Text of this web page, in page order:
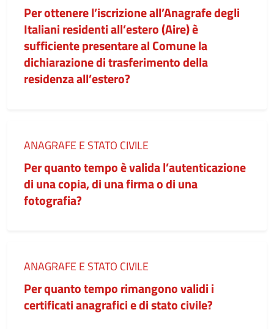
Per ottenere l’iscrizione all’Anagrafe degli
Italiani residenti all’estero (Aire) è
sufficiente presentare al Comune la
dichiarazione di trasferimento della
residenza all’estero?
Categoria:
ANAGRAFE E STATO CIVILE
Per quanto tempo è valida l’autenticazione
di una copia, di una firma o di una
fotografia?
Categoria:
ANAGRAFE E STATO CIVILE
Per quanto tempo rimangono validi i
certificati anagrafici e di stato civile?